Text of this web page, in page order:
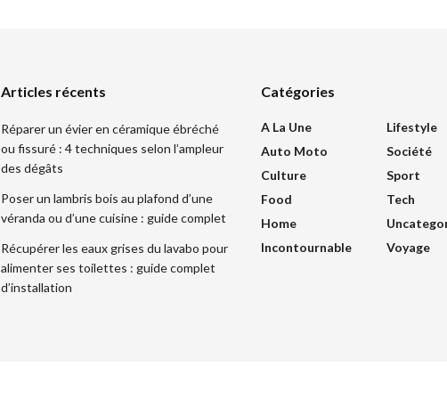
Articles récents
Réparer un évier en céramique ébréché
ou fissuré : 4 techniques selon l’ampleur
des dégâts
Poser un lambris bois au plafond d’une
véranda ou d’une cuisine : guide complet
Récupérer les eaux grises du lavabo pour
alimenter ses toilettes : guide complet
d’installation
Catégories
A La Une
Auto Moto
Culture
Food
Home
Incontournable
Lifestyle
Société
Sport
Tech
Voyage